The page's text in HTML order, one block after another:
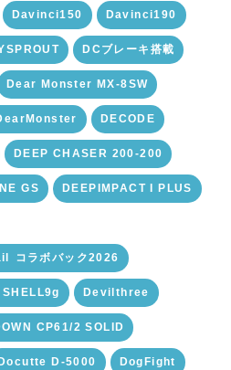
Davinci150 Davinci190
DCブレーキ搭載
Dear Monster MX-8SW
DECODE
DEEP CHASER 200-200
GS DEEPIMPACT I PLUS
コラボバック2026
Devilthree
CP61/2 SOLID
D-5000 DogFight